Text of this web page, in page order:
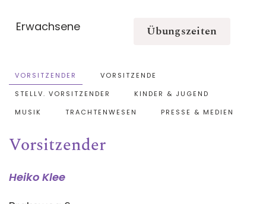
Erwachsene Übungszeiten
VORSITZENDER
VORSITZENDE
STELLV. VORSITZENDER
KINDER & JUGEND
MUSIK
TRACHTENWESEN PRESSE & MEDIEN
Vorsitzender
Heiko Klee